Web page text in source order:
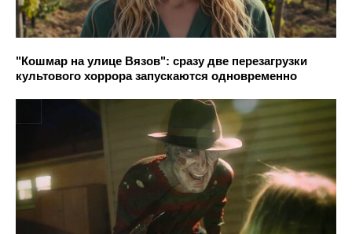
"Кошмар на улице Вязов": сразу две перезагрузки
культового хоррора запускаются одновременно